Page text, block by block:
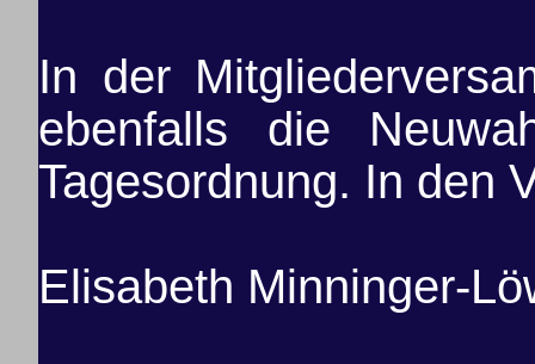
In der
ebenfalls die
Tagesordnung. In den
Elisabeth Minninger-